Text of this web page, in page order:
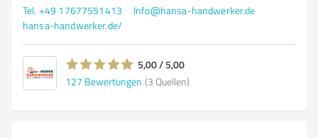
Tel. +49 17677551413
Info@hansa-handwerker.de
hansa-handwerker.de/
5,00 / 5,00
127 Bewertungen (3 Quellen)